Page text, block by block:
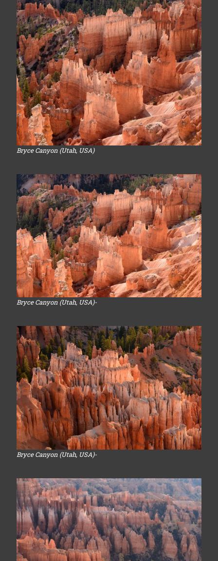
Bryce Canyon (Utah, USA)
Bryce Canyon (Utah, USA)-
Bryce Canyon (Utah, USA)-